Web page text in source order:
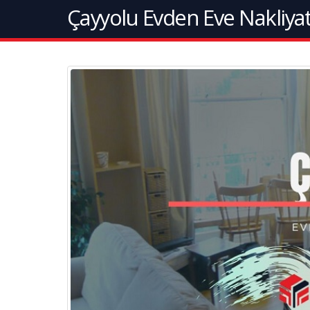
Çayyolu Evden Eve